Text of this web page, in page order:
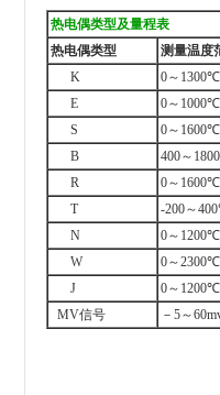
热电偶类型及量程表
热电偶类型
测量温度
K
0～ 1300℃
E
0～ 1000℃
S
0～ 1600℃
B
400～ 1800
R
0～ 1600℃
T
-200～400
N
0～ 1200℃
W
0～2300℃
J
0～ 1200℃
MV信号 － 5～